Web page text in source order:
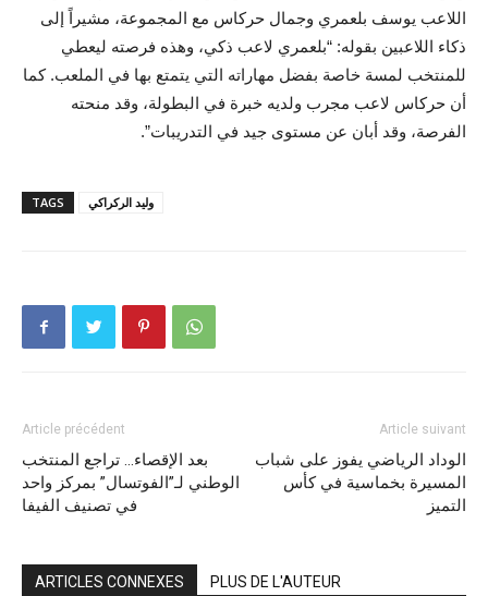
اللاعب يوسف بلعمري وجمال حركاس مع المجموعة، مشيراً إلى
ذكاء اللاعبين بقوله: “بلعمري لاعب ذكي، وهذه فرصته ليعطي
للمنتخب لمسة خاصة بفضل مهاراته التي يتمتع بها في الملعب. كما
أن حركاس لاعب مجرب ولديه خبرة في البطولة، وقد منحته
الفرصة، وقد أبان عن مستوى جيد في التدريبات”.
TAGS وليد الركراكي
Article précédent
بعد الإقصاء… تراجع المنتخب
الوطني لـ”الفوتسال” بمركز واحد
في تصنيف الفيفا
Article suivant
الوداد الرياضي يفوز على شباب
المسيرة بخماسية في كأس
التميز
ARTICLES CONNEXES PLUS DE L'AUTEUR